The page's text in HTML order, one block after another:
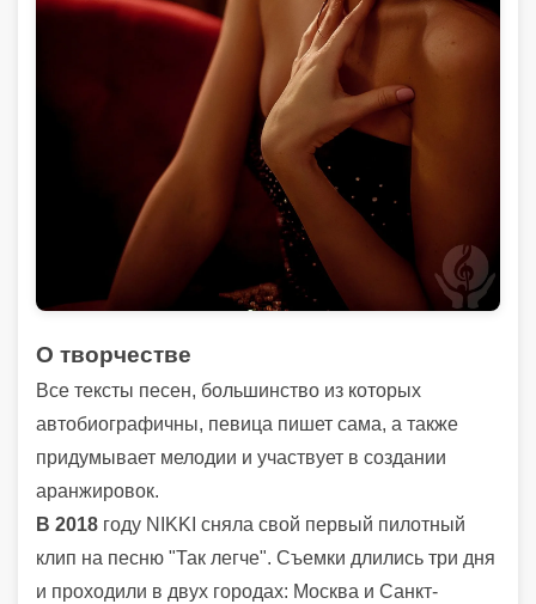
О творчестве
Все тексты песен, большинство из которых
автобиографичны, певица пишет сама, а также
придумывает мелодии и участвует в создании
аранжировок.
В 2018 году NIKKI сняла свой первый пилотный
клип на песню "Так легче". Съемки длились три дня
и проходили в двух городах: Москва и Санкт-